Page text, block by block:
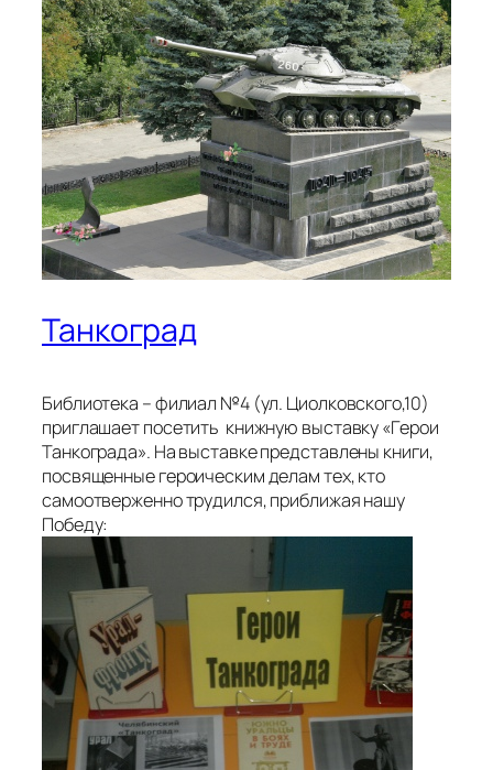
Танкоград
Библиотека – филиал №4 (ул. Циолковского,10)
приглашает посетить книжную выставку «Герои
Танкограда». На выставке представлены книги,
посвященные героическим делам тех, кто
самоотверженно трудился, приближая нашу
Победу: